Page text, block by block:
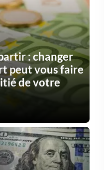
: changer
peut vous faire
de votre